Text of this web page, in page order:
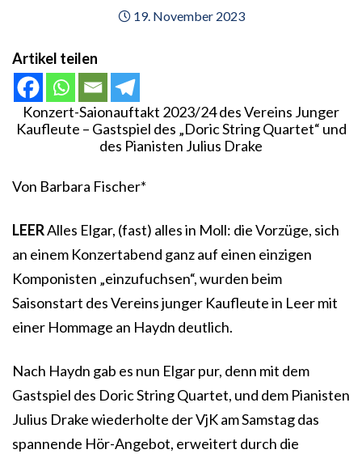
19. November 2023
Artikel teilen
Konzert-Saionauftakt 2023/24 des Vereins Junger
Kaufleute – Gastspiel des „Doric String Quartet“ und
des Pianisten Julius Drake
Von Barbara Fischer*
LEERAlles Elgar, (fast) alles in Moll: die Vorzüge, sich
an einem Konzertabend ganz auf einen einzigen
Komponisten „einzufuchsen“, wurden beim
Saisonstart des Vereins junger Kaufleute in Leer mit
einer Hommage an Haydn deutlich.
Nach Haydn gab es nun Elgar pur, denn mit dem
Gastspiel des Doric String Quartet, und dem Pianisten
Julius Drake wiederholte der VjK am Samstag das
spannende Hör-Angebot, erweitert durch die